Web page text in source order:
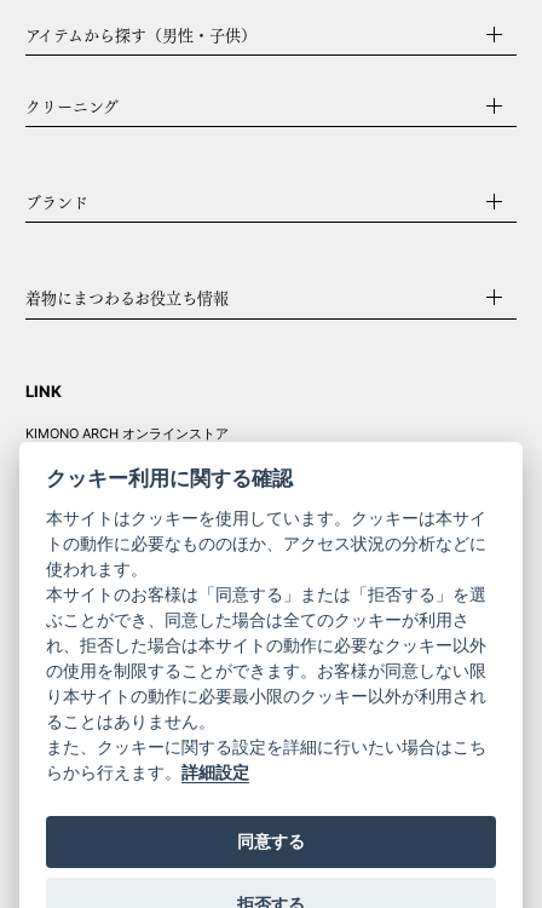
アイテムから探す（男性・子供）
クリーニング
ブランド
着物にまつわるお役立ち情報
LINK
KIMONO ARCH オンラインストア
コーポレート
サイト
きものやまと振
袖
サイト
ニュースレター
ご利用案内
お問い合わせ
プライバシーポリシー
特定商取引法に基づく表記
ご利用規約
クッキー利用に関する確認
本サイトはクッキーを使用しています。クッキーは本サイ
トの動作に必要なもののほか、アクセス状況の分析などに
使われます。
本サイトのお客様は「同意する」または「拒否する」を選
ぶことができ、同意した場合は全てのクッキーが利用さ
れ、拒否した場合は本サイトの動作に必要なクッキー以外
の使用を制限することができます。お客様が同意しない限
り本サイトの動作に必要最小限のクッキー以外が利用され
ることはありません。
また、クッキーに関する設定を詳細に行いたい場合はこち
らから行えます。詳細設定
同意する